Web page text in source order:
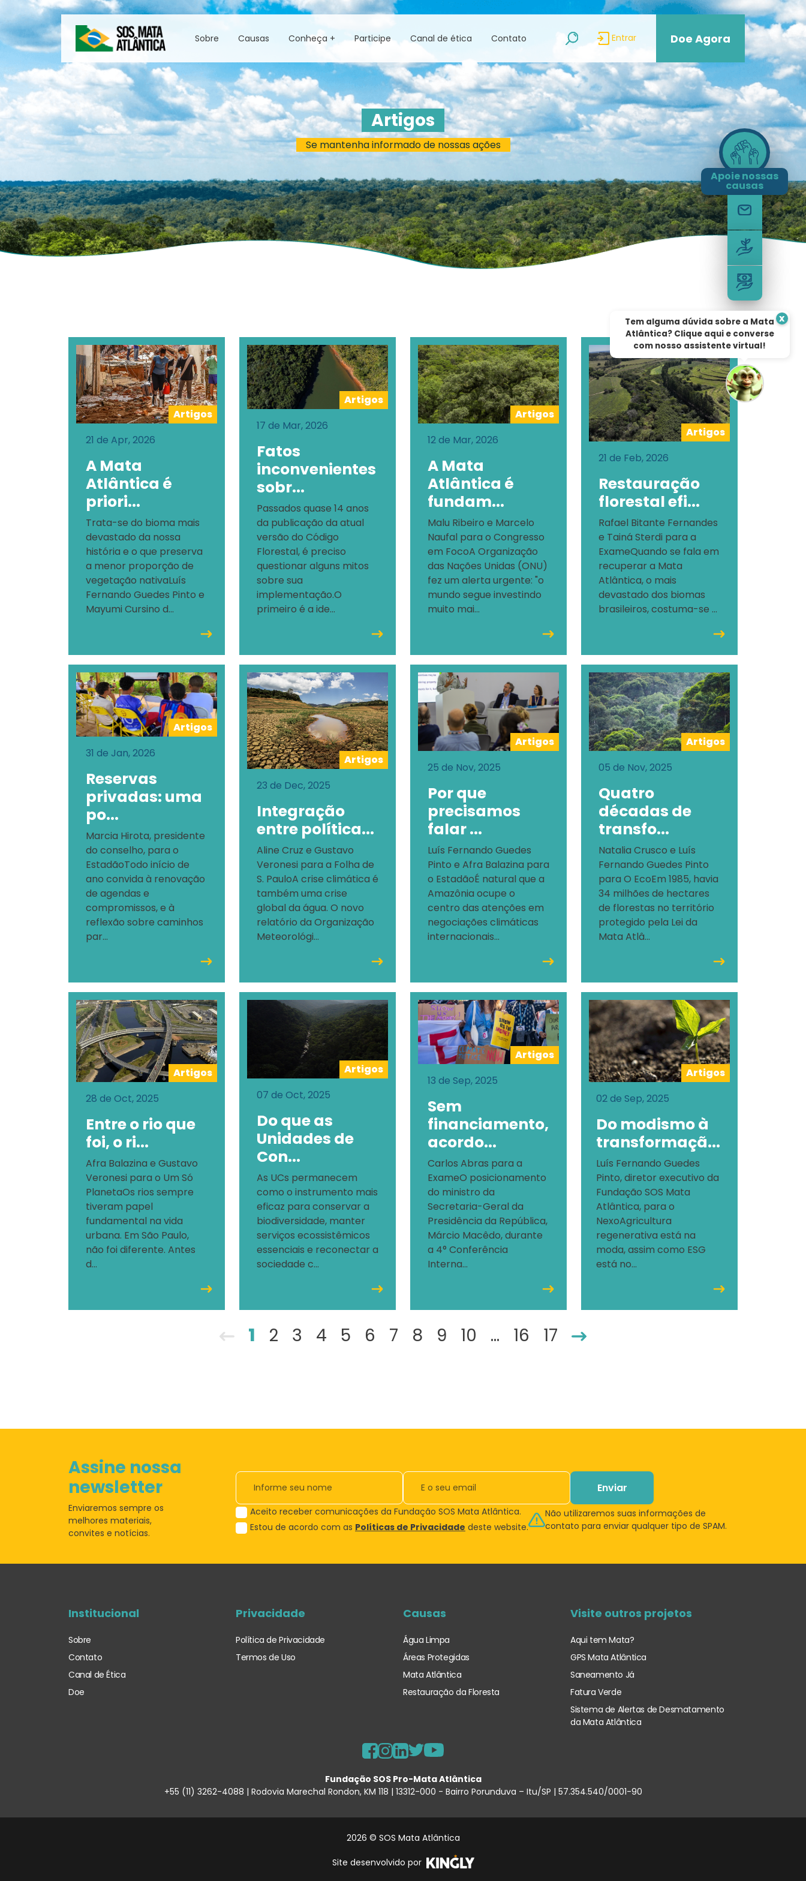
Sobre Causas Conheça + Participe Canal de ética Contato Entrar Doe Agora
Apoie nossas
causas
Tem alguma dúvida sobre a Mata
Atlântica? Clique aqui e converse
com nosso assistente virtual!
x
Artigos
Se mantenha informado de nossas ações
Artigos
21 de Apr, 2026
A Mata
Atlântica é
priori...
Trata-se do bioma mais
devastado da nossa
história e o que preserva
a menor proporção de
vegetação nativaLuís
Fernando Guedes Pinto e
Mayumi Cursino d...
Artigos
17 de Mar, 2026
Fatos
inconvenientes
sobr...
Passados quase 14 anos
da publicação da atual
versão do Código
Florestal, é preciso
questionar alguns mitos
sobre sua
implementação.O
primeiro é a ide...
Artigos
12 de Mar, 2026
A Mata
Atlântica é
fundam...
Malu Ribeiro e Marcelo
Naufal para o Congresso
em FocoA Organização
das Nações Unidas (ONU)
fez um alerta urgente: "o
mundo segue investindo
muito mai...
Artigos
21 de Feb, 2026
Restauração
florestal efi...
Rafael Bitante Fernandes
e Tainá Sterdi para a
ExameQuando se fala em
recuperar a Mata
Atlântica, o mais
devastado dos biomas
brasileiros, costuma-se ...
Artigos
31 de Jan, 2026
Reservas
privadas: uma
po...
Marcia Hirota, presidente
do conselho, para o
EstadãoTodo início de
ano convida à renovação
de agendas e
compromissos, e à
reflexão sobre caminhos
par...
Artigos
23 de Dec, 2025
Integração
entre política...
Aline Cruz e Gustavo
Veronesi para a Folha de
S. PauloA crise climática é
também uma crise
global da água. O novo
relatório da Organização
Meteorológi...
Artigos
25 de Nov, 2025
Por que
precisamos
falar ...
Luís Fernando Guedes
Pinto e Afra Balazina para
o EstadãoÉ natural que a
Amazônia ocupe o
centro das atenções em
negociações climáticas
internacionais...
Artigos
05 de Nov, 2025
Quatro
décadas de
transfo...
Natalia Crusco e Luís
Fernando Guedes Pinto
para O EcoEm 1985, havia
34 milhões de hectares
de florestas no território
protegido pela Lei da
Mata Atlâ...
Artigos
28 de Oct, 2025
Entre o rio que
foi, o ri...
Afra Balazina e Gustavo
Veronesi para o Um Só
PlanetaOs rios sempre
tiveram papel
fundamental na vida
urbana. Em São Paulo,
não foi diferente. Antes
d...
Artigos
07 de Oct, 2025
Do que as
Unidades de
Con...
As UCs permanecem
como o instrumento mais
eficaz para conservar a
biodiversidade, manter
serviços ecossistêmicos
essenciais e reconectar a
sociedade c...
Artigos
13 de Sep, 2025
Sem
financiamento,
acordo...
Carlos Abras para a
ExameO posicionamento
do ministro da
Secretaria-Geral da
Presidência da República,
Márcio Macêdo, durante
a 4° Conferência
Interna...
Artigos
02 de Sep, 2025
Do modismo à
transformaçã...
Luís Fernando Guedes
Pinto, diretor executivo da
Fundação SOS Mata
Atlântica, para o
NexoAgricultura
regenerativa está na
moda, assim como ESG
está no...
1 2 3 4 5 6 7 8 9 10 ... 16 17
Assine nossa
newsletter
Enviaremos sempre os
melhores materiais,
convites e notícias.
Enviar
Aceito receber comunicações da Fundação SOS Mata Atlântica.
Estou de acordo com as Políticas de Privacidade deste website.
Não utilizaremos suas informações de
contato para enviar qualquer tipo de SPAM.
Institucional
Sobre
Contato
Canal de Ética
Doe
Privacidade
Política de Privacidade
Termos de Uso
Causas
Água Limpa
Áreas Protegidas
Mata Atlântica
Restauração da Floresta
Visite outros projetos
Aqui tem Mata?
GPS Mata Atlântica
Saneamento Já
Fatura Verde
Sistema de Alertas de Desmatamento
da Mata Atlântica
Fundação SOS Pro-Mata Atlântica
+55 (11) 3262-4088 | Rodovia Marechal Rondon, KM 118 | 13312-000 - Bairro Porunduva – Itu/SP | 57.354.540/0001-90
2026 © SOS Mata Atlântica
Site desenvolvido por